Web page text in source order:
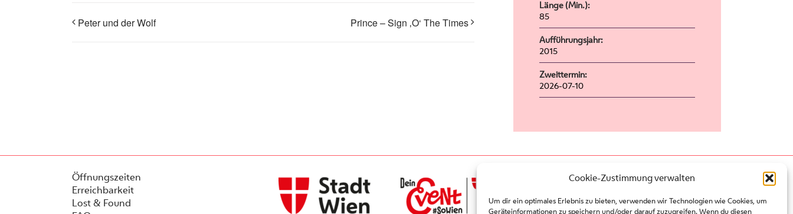
Cookie-Zustimmung verwalten
Um dir ein optimales Erlebnis zu bieten, verwenden wir Technologien wie Cookies, um
Geräteinformationen zu speichern und/oder darauf zuzugreifen. Wenn du diesen
Peter und der Wolf Prince – Sign ‚O‘ The Times
Länge (Min.):
85
Aufführungsjahr:
2015
Zweittermin:
2026-07-10
Öffnungszeiten
Erreichbarkeit
Lost & Found
Presse
Partner